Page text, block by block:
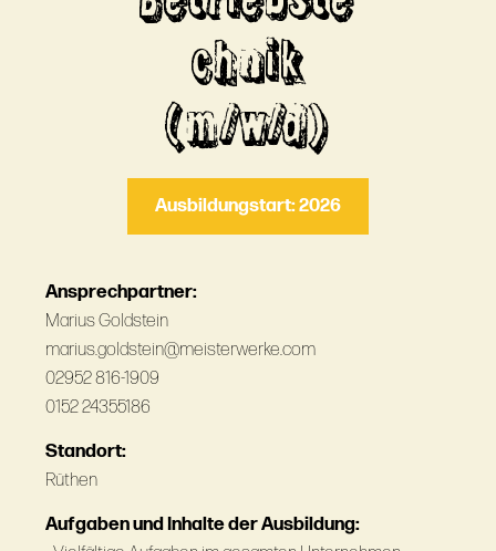
chnik
(m/w/d)
Ausbildungstart: 2026
Ansprechpartner:
Marius Goldstein
marius.goldstein@meisterwerke.com
02952 816-1909
0152 24355186
Standort:
Rüthen
Aufgaben und Inhalte der Ausbildung: